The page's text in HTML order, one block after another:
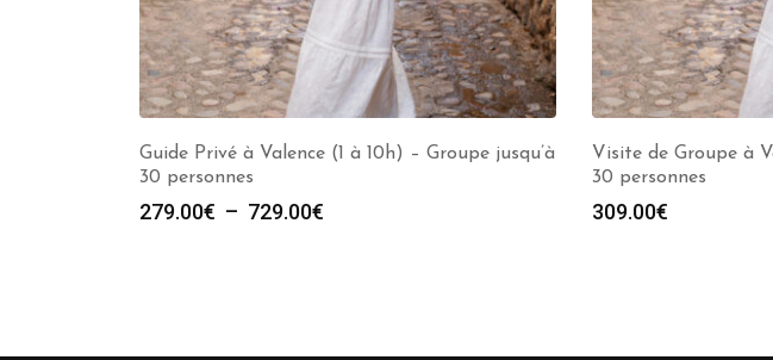
Guide Privé à Valence (1 à 10h) – Groupe jusqu’à
30 personnes
279.00€ – 729.00€
Visite de Groupe à
30 personnes
309.00€